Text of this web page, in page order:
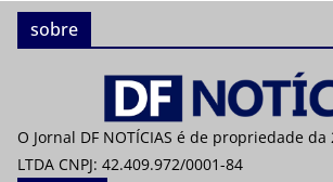
sobre
O Jornal DF NOTÍCIAS é de propriedade da
LTDA CNPJ: 42.409.972/0001-84